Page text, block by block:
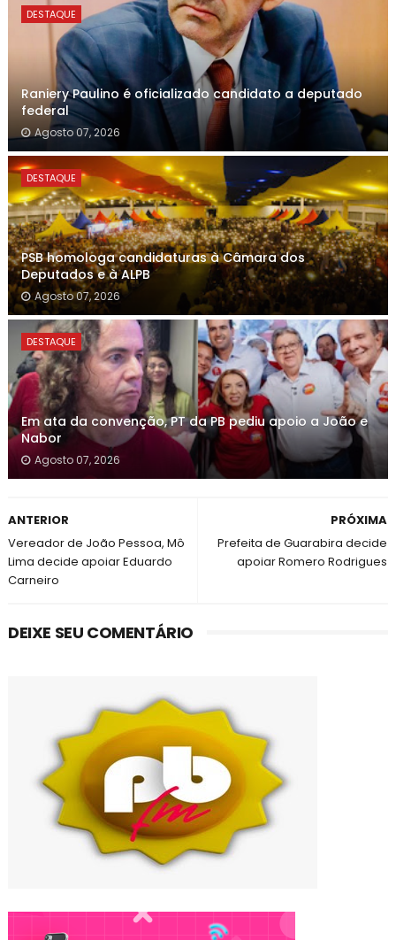
DESTAQUE
Raniery Paulino é oficializado candidato a deputado
federal
Agosto 07, 2026
DESTAQUE
PSB homologa candidaturas à Câmara dos
Deputados e à ALPB
Agosto 07, 2026
DESTAQUE
Em ata da convenção, PT da PB pediu apoio a João e
Nabor
Agosto 07, 2026
PRÓXIMA
Prefeita de Guarabira decide
apoiar Romero Rodrigues
ANTERIOR
Vereador de João Pessoa, Mô
Lima decide apoiar Eduardo
Carneiro
DEIXE SEU COMENTÁRIO